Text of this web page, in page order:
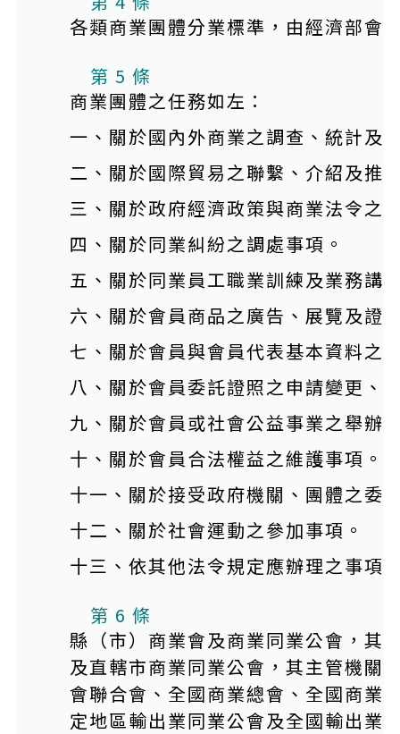
各類商業團體分業標準，由經濟部會
第 5 條
商業團體之任務如左：
一、關於國內外商業之調查、統計及
二、關於國際貿易之聯繫、介紹及推
三、關於政府經濟政策與商業法令之
四、關於同業糾紛之調處事項。
五、關於同業員工職業訓練及業務講
六、關於會員商品之廣告、展覽及證
七、關於會員與會員代表基本資料之
八、關於會員委託證照之申請變更、
九、關於會員或社會公益事業之舉辦
十、關於會員合法權益之維護事項。
十一、關於接受政府機關、團體之委
十二、關於社會運動之參加事項。
十三、依其他法令規定應辦理之事項
第 6 條
縣（市）商業會及商業同業公會，其
及直轄市商業同業公會，其主管機關
會聯合會、全國商業總會、全國商業
定地區輸出業同業公會及全國輸出業